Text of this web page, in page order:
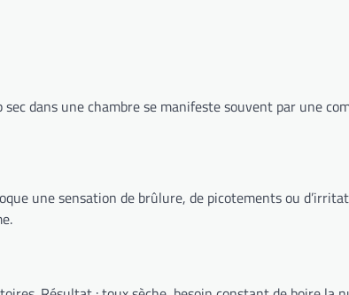
dans une chambre se manifeste souvent par une
une sensation de brûlure, de picotements ou